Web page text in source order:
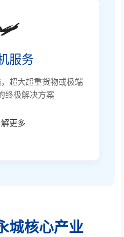
服务
超大超重货物或极端
终极解决方案
更多
城核心产业